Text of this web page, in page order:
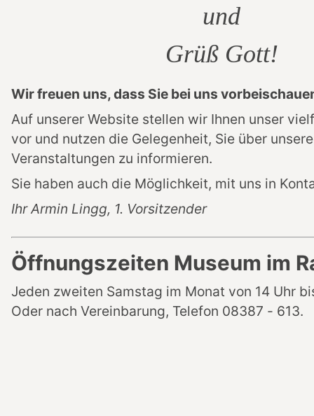
und
Grüß Gott!
Wir freuen uns, dass Sie bei uns
Auf unserer Website stellen wir Ihnen unser
vor und nutzen die Gelegenheit, Sie über
Veranstaltungen zu informieren.
Sie haben auch die Möglichkeit, mit uns in
Ihr Armin Lingg, 1. Vorsitzender
Öffnungszeiten Museum im
Jeden zweiten Samstag im Monat von 14 Uhr
Oder nach Vereinbarung, Telefon 08387 - 613.